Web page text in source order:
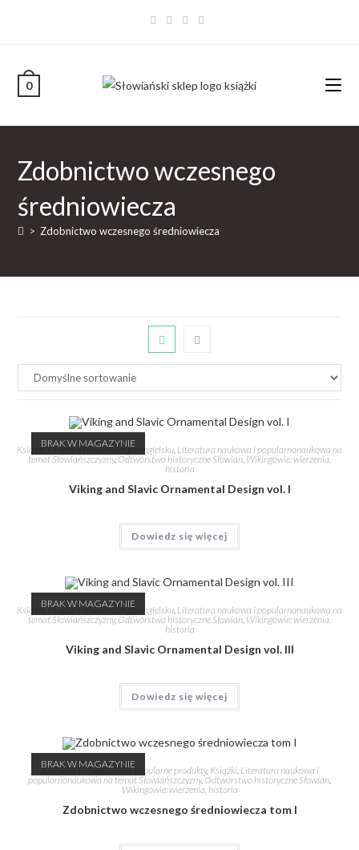
0
Zdobnictwo wczesnego
średniowiecza
> Zdobnictwo wczesnego średniowiecza
BRAK W MAGAZYNIE
Książki,Książki o słowianach po angielsku, Literatura naukowa i popularnonaukowa na
temat Słowiańszczyzny, Odtwórstwo historyczne Słowian, Wikingowie: wierzenia,
historia
Viking and Slavic Ornamental Design vol. I
Dowiedz się więcej
BRAK W MAGAZYNIE
Książki,Książki o słowianach po angielsku, Literatura naukowa i popularnonaukowa na
temat Słowiańszczyzny, Odtwórstwo historyczne Słowian, Wikingowie: wierzenia,
historia
Viking and Slavic Ornamental Design vol. III
Dowiedz się więcej
BRAK W MAGAZYNIE
Bestsellery - Najbardziej popularne produkty, Książki, Literatura naukowa i
popularnonaukowa na temat Słowiańszczyzny, Odtwórstwo historyczne Słowian,
Wikingowie: wierzenia, historia
Zdobnictwo wczesnego średniowiecza tom I